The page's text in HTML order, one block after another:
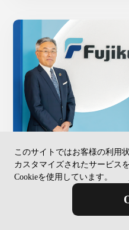
2023.11.27
「経営リーダー」
態こそその企業の
このサイトではお客様の利用
カスタマイズされたサービス
Cookieを使用しています。